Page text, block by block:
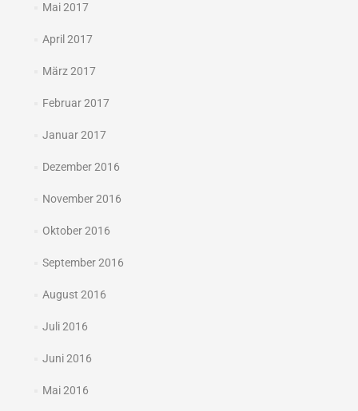
Mai 2017
April 2017
März 2017
Februar 2017
Januar 2017
Dezember 2016
November 2016
Oktober 2016
September 2016
August 2016
Juli 2016
Juni 2016
Mai 2016